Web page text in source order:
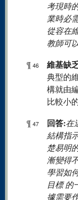
考現時
業時必
從容在
教師可
¶ 46 維基缺
典型的
構就由
比較小
¶ 47 回答:在
結構指
楚易明
漸變得
學習如
目標 的
據需要